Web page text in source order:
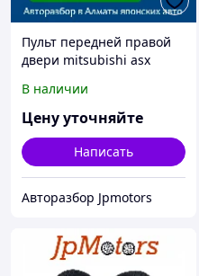
Пульт передней правой
двери mitsubishi asx
В наличии
Цену уточняйте
Написать
Авторазбор Jpmotors